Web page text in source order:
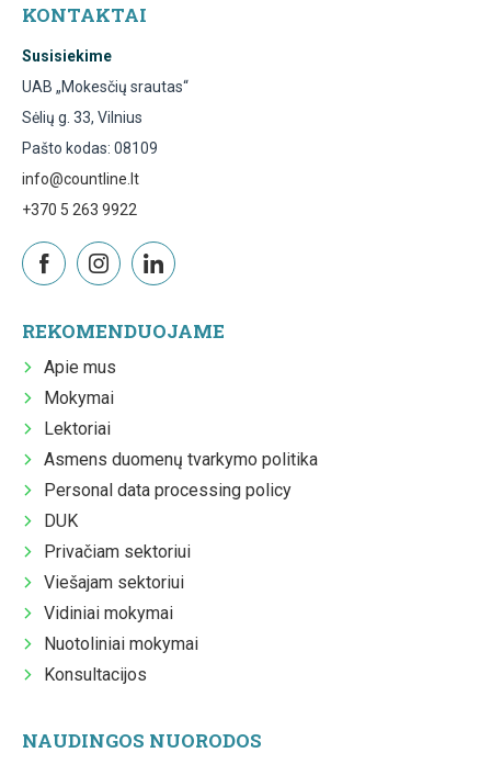
KONTAKTAI
Susisiekime
UAB „Mokesčių srautas“
Sėlių g. 33, Vilnius
Pašto kodas: 08109
info@countline.lt
+370 5 263 9922
REKOMENDUOJAME
Apie mus
Mokymai
Lektoriai
Asmens duomenų tvarkymo politika
Personal data processing policy
DUK
Privačiam sektoriui
Viešajam sektoriui
Vidiniai mokymai
Nuotoliniai mokymai
Konsultacijos
NAUDINGOS NUORODOS